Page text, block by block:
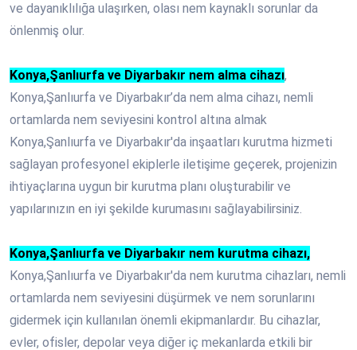
ve dayanıklılığa ulaşırken, olası nem kaynaklı sorunlar da
önlenmiş olur.
Konya,Şanlıurfa ve Diyarbakır nem alma cihazı,
Konya,Şanlıurfa ve Diyarbakır’da nem alma cihazı, nemli
ortamlarda nem seviyesini kontrol altına almak
Konya,Şanlıurfa ve Diyarbakır'da inşaatları kurutma hizmeti
sağlayan profesyonel ekiplerle iletişime geçerek, projenizin
ihtiyaçlarına uygun bir kurutma planı oluşturabilir ve
yapılarınızın en iyi şekilde kurumasını sağlayabilirsiniz.
Konya,Şanlıurfa ve Diyarbakır nem kurutma cihazı,
Konya,Şanlıurfa ve Diyarbakır'da nem kurutma cihazları, nemli
ortamlarda nem seviyesini düşürmek ve nem sorunlarını
gidermek için kullanılan önemli ekipmanlardır. Bu cihazlar,
evler, ofisler, depolar veya diğer iç mekanlarda etkili bir